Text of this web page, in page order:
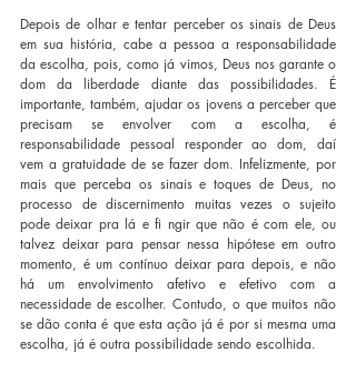
Depois de olhar e tentar perceber os sinais de Deus
em sua história, cabe a pessoa a responsabilidade
da escolha, pois, como já vimos, Deus nos garante o
dom da liberdade diante das possibilidades. É
importante, também, ajudar os jovens a perceber que
precisam se envolver com a escolha, é
responsabilidade pessoal responder ao dom, daí
vem a gratuidade de se fazer dom. Infelizmente, por
mais que perceba os sinais e toques de Deus, no
processo de discernimento muitas vezes o sujeito
pode deixar pra lá e fi ngir que não é com ele, ou
talvez deixar para pensar nessa hipótese em outro
momento, é um contínuo deixar para depois, e não
há um envolvimento afetivo e efetivo com a
necessidade de escolher. Contudo, o que muitos não
se dão conta é que esta ação já é por si mesma uma
escolha, já é outra possibilidade sendo escolhida.